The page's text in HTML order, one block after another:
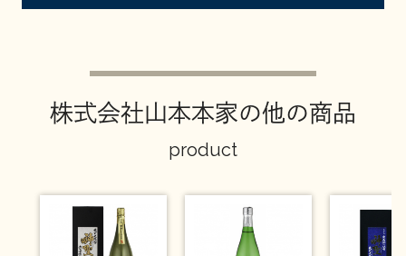
株式会社山本本家の他の商品
product